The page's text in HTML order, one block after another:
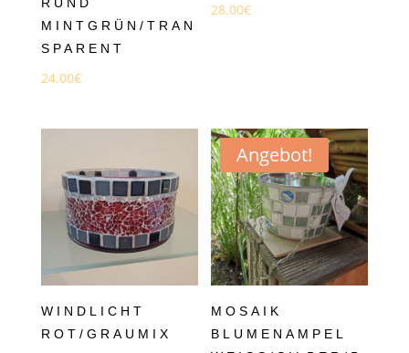
RUND
MINTGRÜN/TRAN
SPARENT
24.00€
28.00€
WINDLICHT
ROT/GRAUMIX
Angebot!
MOSAIK
BLUMENAMPEL